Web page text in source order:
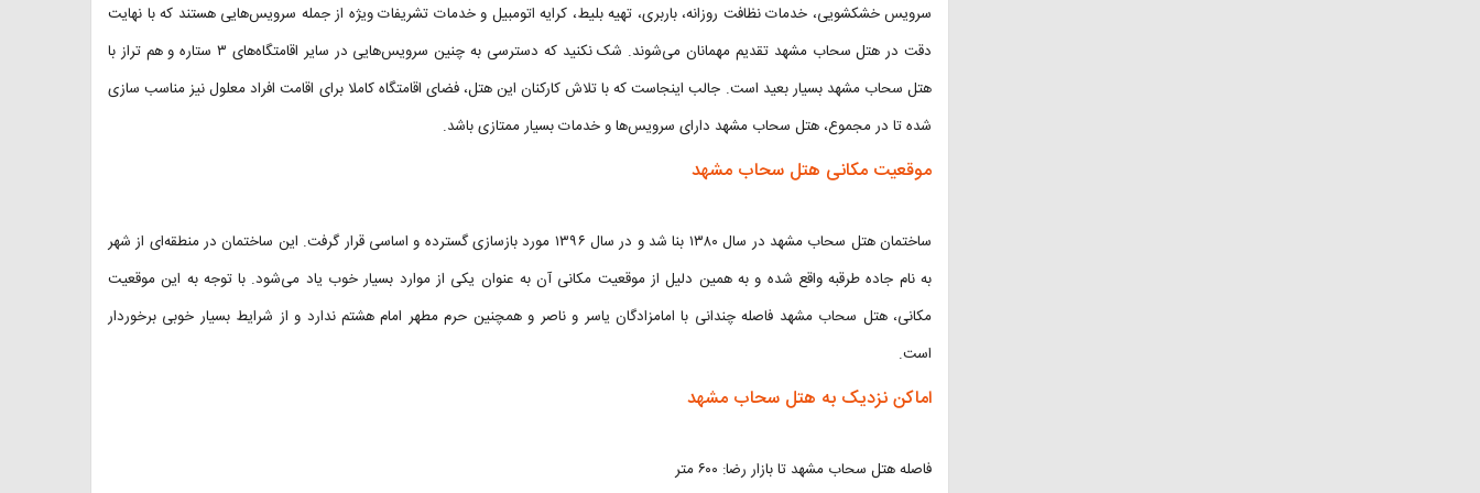
سرویس خشکشویی، خدمات نظافت روزانه، باربری، تهیه بلیط، کرایه اتومبیل و خدمات تشریفات ویژه از جمله سرویس‌هایی هستند که با نهایت
دقت در هتل سحاب مشهد تقدیم مهمانان می‌شوند. شک نکنید که دسترسی به چنین سرویس‌هایی در سایر اقامتگاه‌های ۳ ستاره و هم تراز با
هتل سحاب مشهد بسیار بعید است. جالب اینجاست که با تلاش کارکنان این هتل، فضای اقامتگاه کاملا برای اقامت افراد معلول نیز مناسب سازی
شده تا در مجموع، هتل سحاب مشهد دارای سرویس‌ها و خدمات بسیار ممتازی باشد.
موقعیت مکانی هتل سحاب مشهد
ساختمان هتل سحاب مشهد در سال ۱۳۸۰ بنا شد و در سال ۱۳۹۶ مورد بازسازی گسترده و اساسی قرار گرفت. این ساختمان در منطقه‌ای از شهر
به نام جاده طرقبه واقع شده و به همین دلیل از موقعیت مکانی آن به عنوان یکی از موارد بسیار خوب یاد می‌شود. با توجه به این موقعیت
مکانی، هتل سحاب مشهد فاصله چندانی با امامزادگان یاسر و ناصر و همچنین حرم مطهر امام هشتم ندارد و از شرایط بسیار خوبی برخوردار
است.
اماکن نزدیک به هتل سحاب مشهد
فاصله هتل سحاب مشهد تا بازار رضا: ۶۰۰ متر